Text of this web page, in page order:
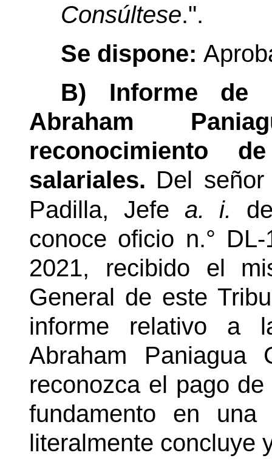
Consúltese.".
Se dispone:
B) Informe de
Abraham
reconocimiento
salariales. Del
Padilla, Jefe a. i.
conoce oficio n.°
2021, recibido el
General de este
informe relativo a
Abraham
reconozca el pago
fundamento en una
literalmente concluye